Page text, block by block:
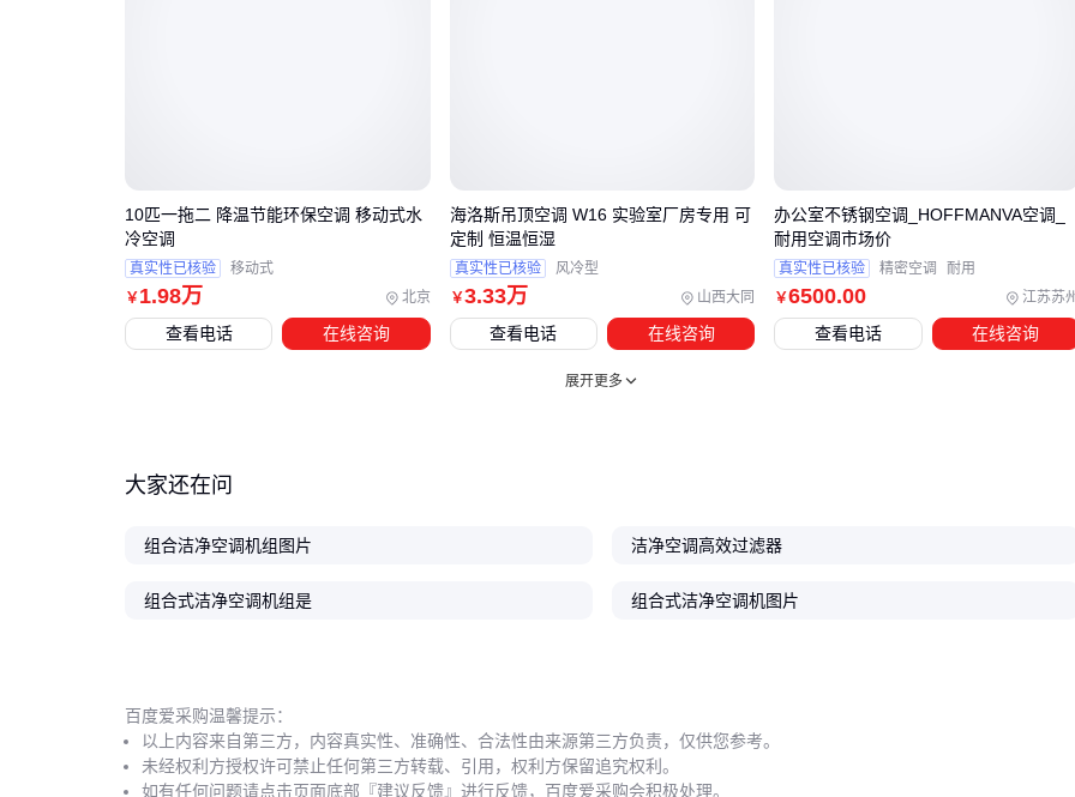
买了水冷式洁净空调主机，你还缺一套完整的冷却水循环系统
和空气过滤组合。忽略这些，再好的主机会也跑不出效果。
冷却塔与循环水泵：冷却塔要按主机冷凝器排热量+1.2倍余
量选型，水泵扬程需覆盖冷却塔到主机的高度差和管道阻
空气过滤组合
（PLC+传感器），可以实现温湿度、压差的自动调节。
五、水冷式洁净空调运行维护的4个隐形雷区
主机买对、配套配齐，但如果日常维护不到位，能耗和故障率
￥ 1.98万 北京
10匹一拖二 降温节能环保空调 移动式水
冷空调
真实性已核验 移动式
查看电话 在线咨询
￥3.33万 山西大同
海洛斯吊顶空调 W16 实验室厂房专用 可
定制 恒温恒湿
真实性已核验 风冷型
查看电话 在线咨询
￥6500.00 江苏苏
办公室不锈钢空调_HOFFMANVA空调_
耐用空调市场价
真实性已核验 精密空调 耐用
查看电话 在线咨询
展开更多
大家还在问
组合洁净空调机组图片 洁净空调高效过滤器
组合式洁净空调机组是 组合式洁净空调机图片
百度爱采购温馨提示：
以上内容来自第三方，内容真实性、准确性、合法性由来源第三方负责，仅供您参考。
未经权利方授权许可禁止任何第三方转载、引用，权利方保留追究权利。
如有任何问题请点击页面底部『建议反馈』进行反馈，百度爱采购会积极处理。